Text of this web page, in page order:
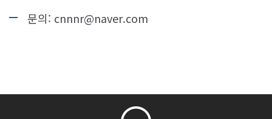
문의: cnnnr@naver.com